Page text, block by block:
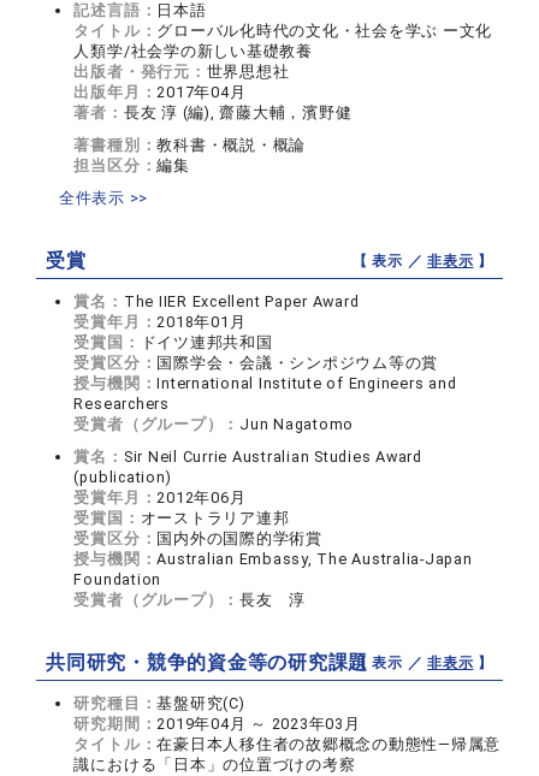
記述言語： 日本語
タイトル： グローバル化時代の文化・社会を学ぶ ー文化
人類学/社会学の新しい基礎教養
出版者・発行元： 世界思想社
出版年月：2017年04月
著者： 長友 淳 (編), 齋藤大輔，濱野健
著書種別：教科書・概説・概論
担当区分：編集
全件表示 >>
受賞 【 表示 ／非表示 】
賞名： The IIER Excellent Paper Award
受賞年月：2018年01月
受賞国：
ドイツ連邦共和国
受賞区分： 国際学会・会議・シンポジウム等の賞
授与機関：International Institute of Engineers and
Researchers
受賞者（グループ）： Jun Nagatomo
賞名： Sir Neil Currie Australian Studies Award
(publication)
受賞年月：2012年06月
受賞国： オーストラリア連邦
受賞区分： 国内外の国際的学術賞
授与機関：Australian Embassy, The Australia-Japan
Foundation
受賞者（グループ）：長友 淳
共同研究・競争的資金等の研究課題【 表示 ／非表示 】
研究種目：基盤研究(C)
研究期間：2019年04月 ～ 2023年03月
タイトル：在豪日本人移住者の故郷概念の動態性―帰属意
識における「日本」の位置づけの考察